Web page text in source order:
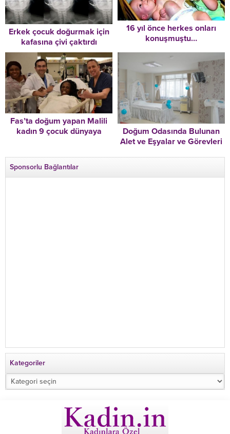
Erkek çocuk doğurmak için
kafasına çivi çaktırdı
16 yıl önce herkes onları
konuşmuştu…
Fas’ta doğum yapan Malili
kadın 9 çocuk dünyaya
Doğum Odasında Bulunan
Alet ve Eşyalar ve Görevleri
Sponsorlu Bağlantılar
Kategoriler
Kategoriler